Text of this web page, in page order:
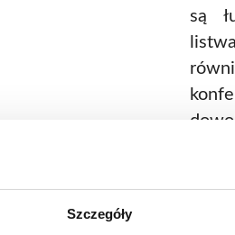
Szczegóły
są